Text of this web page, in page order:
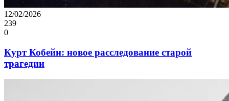
12/02/2026
239
0
Курт Кобейн: новое расследование старой
трагедии